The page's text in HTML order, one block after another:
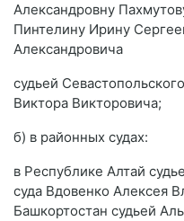
Александровну
Пинтелину Ирину
Александровича
судьей
Виктора Викторовича;
б) в районных судах:
в Республике Алтай
суда Вдовенко Алексея
Башкортостан судьей